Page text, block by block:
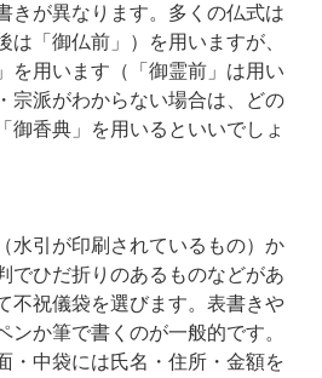
きが異なります。多くの仏式は
は「御仏前」）を用いますが、
を用います（「御霊前」は用い
宗派がわからない場合は、どの
御香典」を用いるといいでしょ
水引が印刷されているもの）か
でひだ折りのあるものなどがあ
不祝儀袋を選びます。表書きや
ンか筆で書くのが一般的です。
・中袋には氏名・住所・金額を